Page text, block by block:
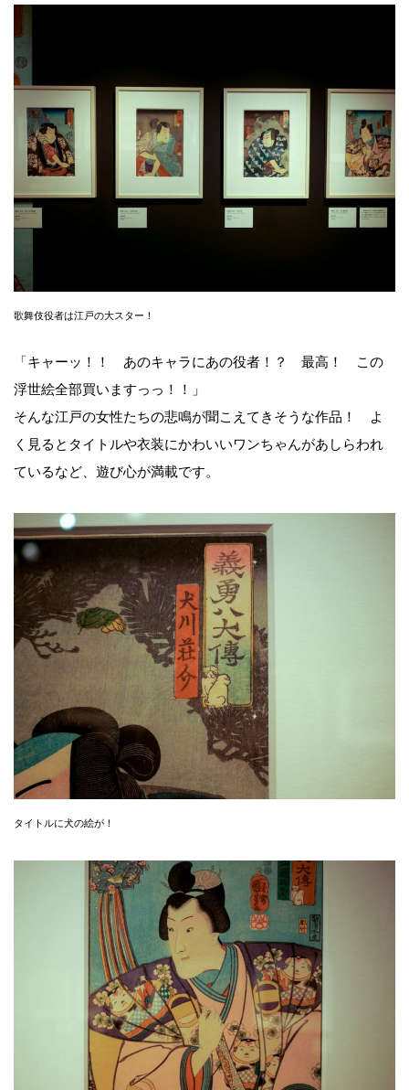
歌舞伎役者は江戸の大スター！
「キャーッ！！ あのキャラにあの役者！？ 最高！ この
浮世絵全部買いますっっ！！」
そんな江戸の女性たちの悲鳴が聞こえてきそうな作品！ よ
く見るとタイトルや衣装にかわいいワンちゃんがあしらわれ
ているなど、遊び心が満載です。
タイトルに犬の絵が！